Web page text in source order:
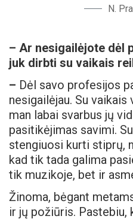
N.
– Ar nesigailėjote dėl
juk dirbti su vaikais
– Dėl savo profesijos
nesigailėjau. Su
man labai svarbus jų
pasitikėjimas savimi.
stengiuosi kurti stiprų,
kad tik tada galima
tik muzikoje, bet ir
Žinoma, bėgant
ir jų požiūris. Pastebiu,